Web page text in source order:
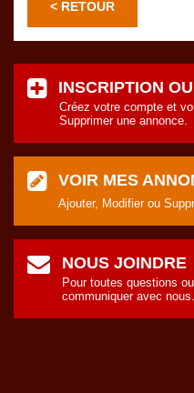
< RETOUR
INSCRIPTION
Créez votre compte et
Supprimer une annonce.
VOIR MES
Ajouter, Modifier ou
NOUS JOINDRE
Pour toutes questions
communiquer avec nous.